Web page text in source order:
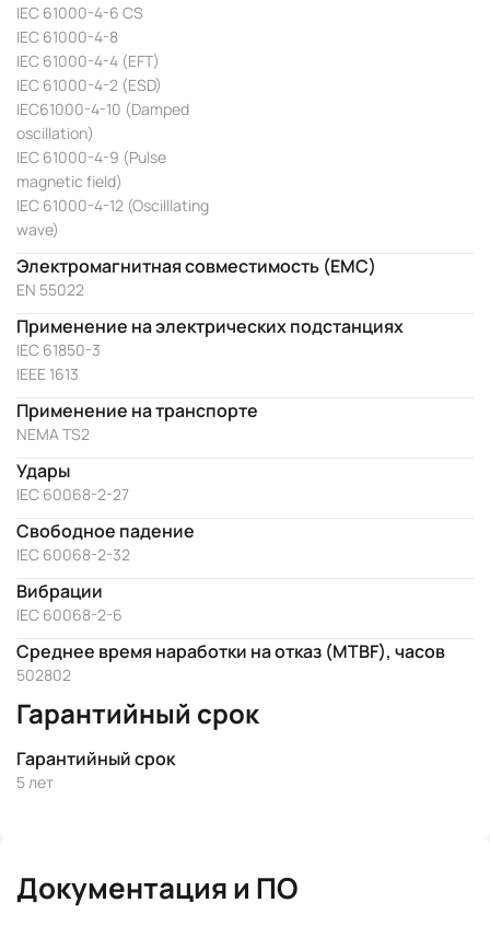
IEC 61000-4-6 CS
IEC 61000-4-8
IEC 61000-4-4 (EFT)
IEC 61000-4-2 (ESD)
IEC61000-4-10 (Damped
oscillation)
IEC 61000-4-9 (Pulse
magnetic field)
IEC 61000-4-12 (Oscilllating
wave)
Электромагнитная совместимость (EMC)
EN 55022
Применение на электрических подстанциях
IEC 61850-3
IEEE 1613
Применение на транспорте
NEMA TS2
Удары
IEC 60068-2-27
Свободное падение
IEC 60068-2-32
Вибрации
IEC 60068-2-6
Среднее время наработки на отказ (MTBF), часов
502802
Гарантийный срок
Гарантийный срок
5 лет
Документация и ПО